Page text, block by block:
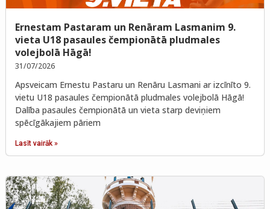
Ernestam Pastaram un Renāram Lasmanim 9.
vieta U18 pasaules čempionātā pludmales
volejbolā Hāgā!
31/07/2026
Apsveicam Ernestu Pastaru un Renāru Lasmani ar izcīnīto 9.
vietu U18 pasaules čempionātā pludmales volejbolā Hāgā!
Dalība pasaules čempionātā un vieta starp deviņiem
spēcīgākajiem pāriem
Lasīt vairāk »